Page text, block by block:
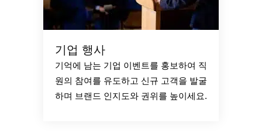
기업 행사
기억에 남는 기업 이벤트를 홍보하여 ​​직
원의 참여를 유도하고 신규 고객을 발굴
하며 브랜드 인지도와 권위를 높이세요.